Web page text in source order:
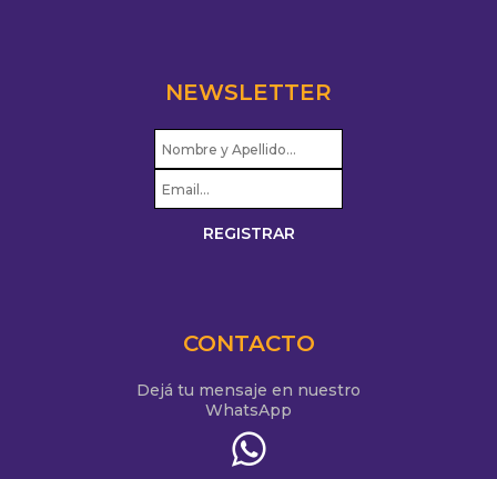
NEWSLETTER
CONTACTO
Dejá tu mensaje en nuestro
WhatsApp